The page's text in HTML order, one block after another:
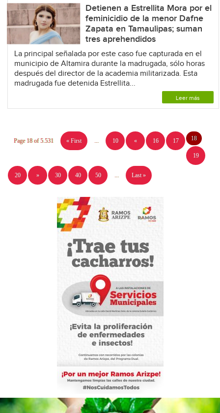
Detienen a Estrellita Mora por el
feminicidio de la menor Dafne
Zapata en Tamaulipas; suman
tres aprehendidos
La principal señalada por este caso fue capturada en el
municipio de Altamira durante la madrugada, sólo horas
después del director de la academia militarizada. Esta
madrugada fue detenida Estrellita...
Leer más
Page 18 of 5.531 « First 10 « 16 17 18
19
20 » 30 40 50 Last »